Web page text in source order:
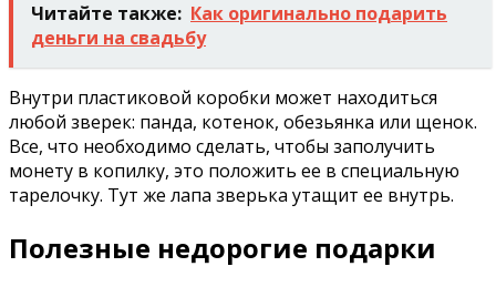
Читайте также: Как оригинально подарить
деньги на свадьбу
Внутри пластиковой коробки может находиться
любой зверек: панда, котенок, обезьянка или щенок.
Все, что необходимо сделать, чтобы заполучить
монету в копилку, это положить ее в специальную
тарелочку. Тут же лапа зверька утащит ее внутрь.
Полезные недорогие подарки